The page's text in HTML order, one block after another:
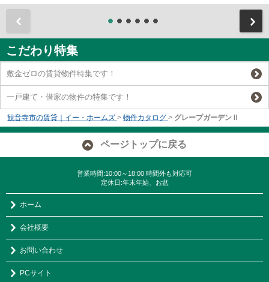
こだわり特集
敷金ゼロの賃貸物件特集です！
一戸建て・借家の物件の特集です！
観音寺市の賃貸｜イー・ホームズ > 物件カタログ > グレープガーデンⅡ
ページトップに戻る
営業時間:10:00～18:00 時間外も対応可
定休日:年末年始、お盆
ホーム
会社概要
お問い合わせ
PCサイト